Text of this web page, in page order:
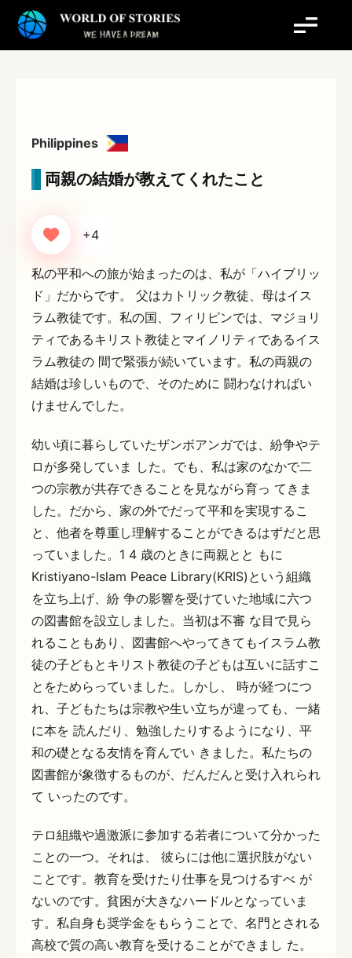
Philippines
両親の結婚が教えてくれたこと
+4
私の平和への旅が始まったのは、私が「ハイブリッ
ド」だからです。 父はカトリック教徒、母はイス
ラム教徒です。私の国、フィリピンでは、マジョリ
ティであるキリスト教徒とマイノリティであるイス
ラム教徒の 間で緊張が続いています。私の両親の
結婚は珍しいもので、そのために 闘わなければい
けませんでした。
幼い頃に暮らしていたザンボアンガでは、紛争やテ
ロが多発していま した。でも、私は家のなかで二
つの宗教が共存できることを見ながら育っ てきま
した。だから、家の外でだって平和を実現するこ
と、他者を尊重し理解することができるはずだと思
っていました。1 4 歳のときに両親とと もに
Kristiyano-Islam Peace Library(KRIS)という組織
を立ち上げ、紛 争の影響を受けていた地域に六つ
の図書館を設立しました。当初は不審 な目で見ら
れることもあり、図書館へやってきてもイスラム教
徒の子どもとキリスト教徒の子どもは互いに話すこ
とをためらっていました。しかし、 時が経つにつ
れ、子どもたちは宗教や生い立ちが違っても、一緒
に本を 読んだり、勉強したりするようになり、平
和の礎となる友情を育んでい きました。私たちの
図書館が象徴するものが、だんだんと受け入れられ
て いったのです。
テロ組織や過激派に参加する若者について分かった
ことの一つ。それは、 彼らには他に選択肢がない
ことです。教育を受けたり仕事を見つけるすべ が
ないのです。貧困が大きなハードルとなっていま
す。私自身も奨学金をもらうことで、名門とされる
高校で質の高い教育を受けることができまし た。